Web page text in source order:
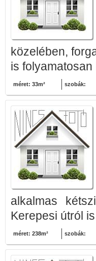
közelében,
is folyamatosan
méret: 33m² szobák:
alkalmas
Kerepesi útról
méret: 238m² szobák: